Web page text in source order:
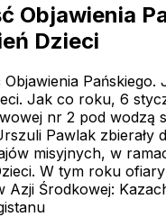
Objawienia
Dzieci
Pańskiego.
Jak co roku, 6
nr 2 pod wodzą
Pawlak zbierały
misyjnych, w
W tym roku
Azji Środkowej: